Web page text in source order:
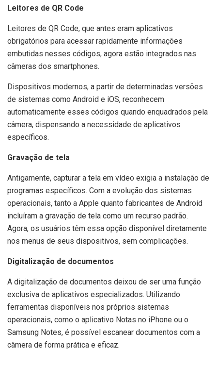
Leitores de QR Code
Leitores de QR Code, que antes eram aplicativos
obrigatórios para acessar rapidamente informações
embutidas nesses códigos, agora estão integrados nas
câmeras dos smartphones.
Dispositivos modernos, a partir de determinadas versões
de sistemas como Android e iOS, reconhecem
automaticamente esses códigos quando enquadrados pela
câmera, dispensando a necessidade de aplicativos
específicos.
Gravação de tela
Antigamente, capturar a tela em vídeo exigia a instalação de
programas específicos. Com a evolução dos sistemas
operacionais, tanto a Apple quanto fabricantes de Android
incluíram a gravação de tela como um recurso padrão.
Agora, os usuários têm essa opção disponível diretamente
nos menus de seus dispositivos, sem complicações.
Digitalização de documentos
A digitalização de documentos deixou de ser uma função
exclusiva de aplicativos especializados. Utilizando
ferramentas disponíveis nos próprios sistemas
operacionais, como o aplicativo Notas no iPhone ou o
Samsung Notes, é possível escanear documentos com a
câmera de forma prática e eficaz.